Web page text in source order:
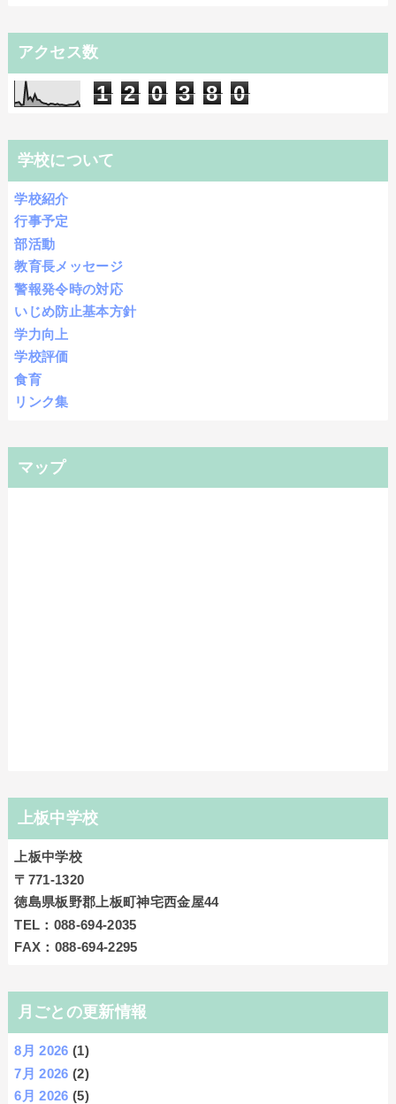
アクセス数
1 2 0 3 8 0
学校について
学校紹介
行事予定
部活動
教育長メッセージ
警報発令時の対応
いじめ防止基本方針
学力向上
学校評価
食育
リンク集
マップ
上板中学校
上板中学校
〒771-1320
徳島県板野郡上板町神宅西金屋44
TEL：088-694-2035
FAX：088-694-2295
月ごとの更新情報
8月 2026 (1)
7月 2026 (2)
6月 2026 (5)